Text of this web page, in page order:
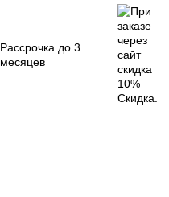
Рассрочка до 3
месяцев